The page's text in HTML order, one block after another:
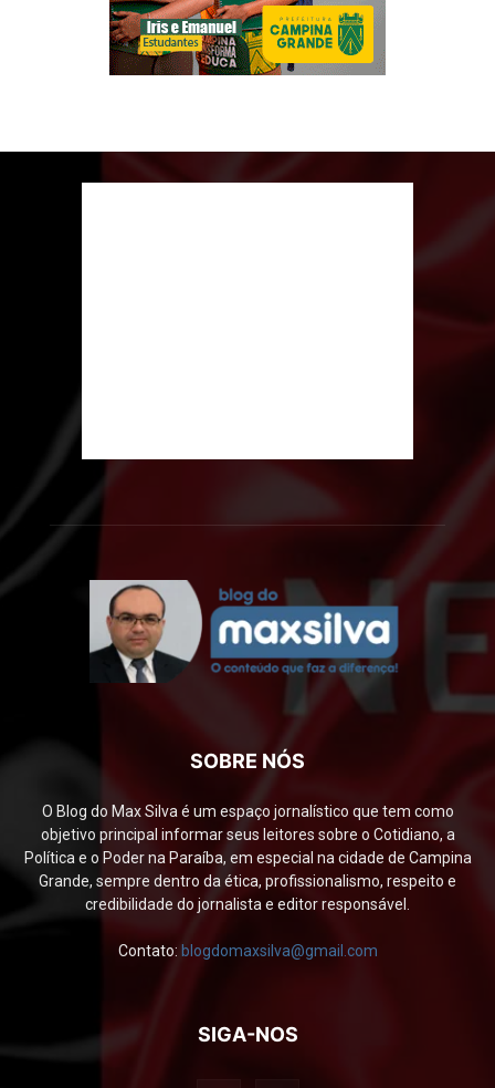
SOBRE NÓS
O Blog do Max Silva é um espaço jornalístico que tem como
objetivo principal informar seus leitores sobre o Cotidiano, a
Política e o Poder na Paraíba, em especial na cidade de Campina
Grande, sempre dentro da ética, profissionalismo, respeito e
credibilidade do jornalista e editor responsável.
Contato: blogdomaxsilva@gmail.com
SIGA-NOS